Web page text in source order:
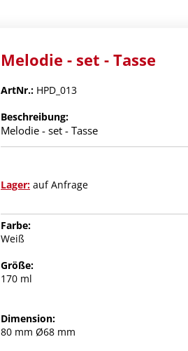
Melodie - set - Tasse
ArtNr.: HPD_013
Beschreibung:
Melodie - set - Tasse
Lager: auf Anfrage
Farbe:
Weiß
Größe:
170 ml
Dimension:
80 mm Ø68 mm